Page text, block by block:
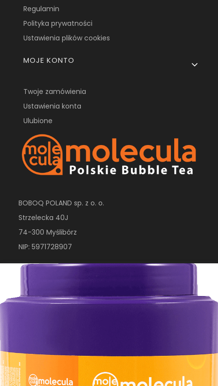
Regulamin
Polityka prywatności
Ustawienia plików cookies
MOJE KONTO
Twoje zamówienia
Ustawienia konta
Ulubione
BOBOQ POLAND sp. z o. o.
Strzelecka 40J
74-300 Myślibórz
NIP: 5971728907
Tel: